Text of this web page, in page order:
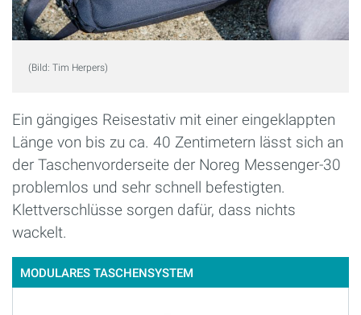
(Bild: Tim Herpers)
Ein gängiges Reisestativ mit einer eingeklappten
Länge von bis zu ca. 40 Zentimetern lässt sich an
der Taschenvorderseite der Noreg Messenger-30
problemlos und sehr schnell befestigten.
Klettverschlüsse sorgen dafür, dass nichts
wackelt.
MODULARES TASCHENSYSTEM